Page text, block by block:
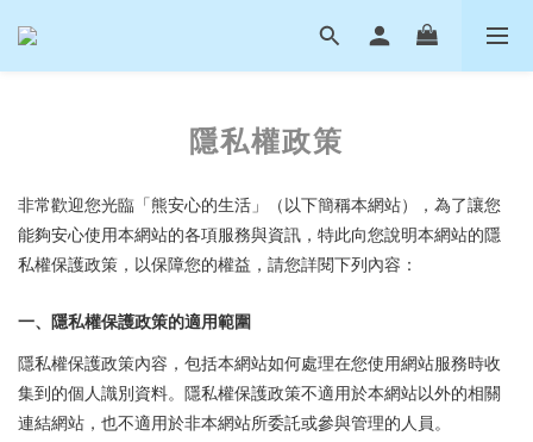
隱私權政策
非常歡迎您光臨「熊安心的生活」（以下簡稱本網站），為了讓您
能夠安心使用本網站的各項服務與資訊，特此向您說明本網站的隱
私權保護政策，以保障您的權益，請您詳閱下列內容：
一、隱私權保護政策的適用範圍
隱私權保護政策內容，包括本網站如何處理在您使用網站服務時收
集到的個人識別資料。隱私權保護政策不適用於本網站以外的相關
連結網站，也不適用於非本網站所委託或參與管理的人員。